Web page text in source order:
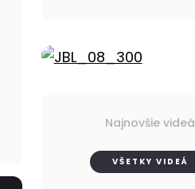
Najnovšie videá
VŠETKY VIDEÁ